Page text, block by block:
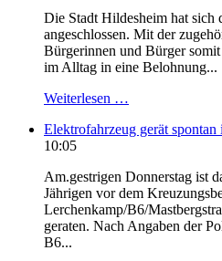
Die Stadt Hildesheim hat
angeschlossen. Mit der
Bürgerinnen und Bürger
im Alltag in eine Belohnung...
Weiterlesen …
Elektrofahrzeug gerät spontan
10:05
Am.gestrigen Donnerstag ist
Jährigen vor dem
Lerchenkamp/B6/
geraten. Nach Angaben der
B6...